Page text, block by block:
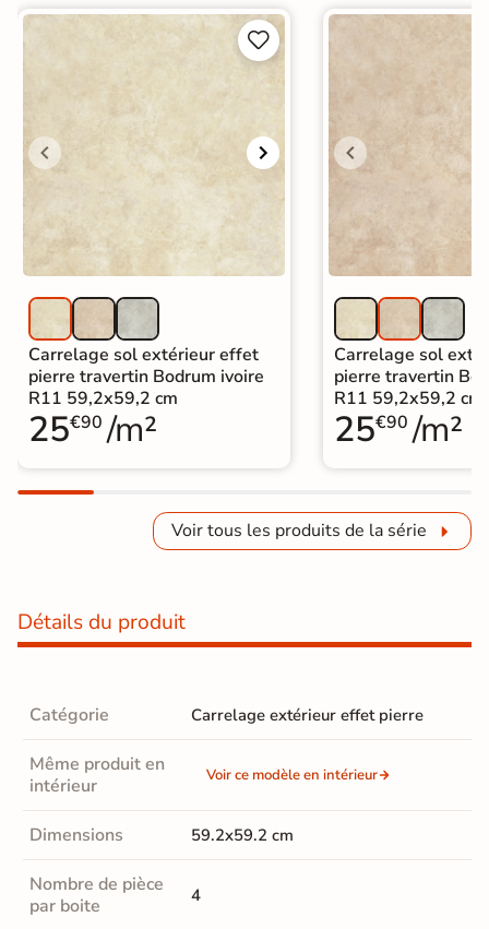


Carrelage sol extérieur effet
pierre travertin Bodrum ivoire
R11 59,2x59,2 cm
25€90 /m²
Carrelage sol
pierre travertin
R11 59,2x59,2 cm
25€90 /m²
Voir tous les produits de la série
Détails du produit
Catégorie Carrelage extérieur effet pierre
Même produit en
intérieur
Voir ce modèle en intérieur
Dimensions 59.2x59.2 cm
Nombre de pièce
par boite
4